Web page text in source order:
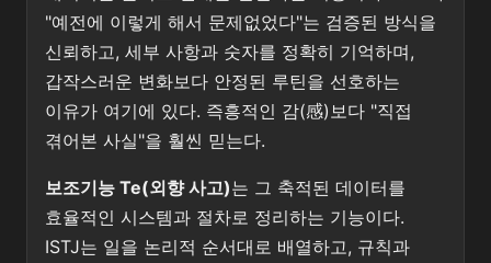
"예전에 이렇게 해서 문제없었다"는 검증된 방식을
신뢰하고, 세부 사항과 숫자를 정확히 기억하며,
갑작스러운 변화보다 안정된 루틴을 선호하는
이유가 여기에 있다. 즉흥적인 감(感)보다 "직접
겪어본 사실"을 훨씬 믿는다.
보조기능 Te(외향 사고)는 그 축적된 데이터를
효율적인 시스템과 절차로 정리하는 기능이다.
ISTJ는 일을 논리적 순서대로 배열하고, 규칙과